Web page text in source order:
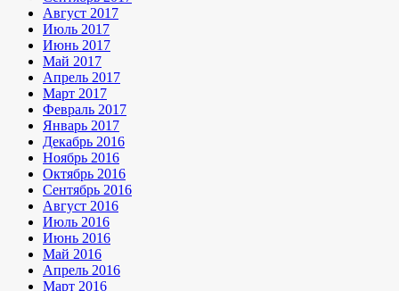
Август 2017
Июль 2017
Июнь 2017
Май 2017
Апрель 2017
Март 2017
Февраль 2017
Январь 2017
Декабрь 2016
Ноябрь 2016
Октябрь 2016
Сентябрь 2016
Август 2016
Июль 2016
Июнь 2016
Май 2016
Апрель 2016
Март 2016